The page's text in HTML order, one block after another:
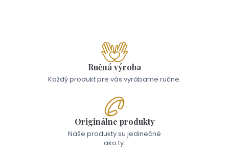
Ručná výroba
Každý produkt pre vás vyrábame ručne.
Originálne produkty
Naše produkty su jedinečné
ako ty.